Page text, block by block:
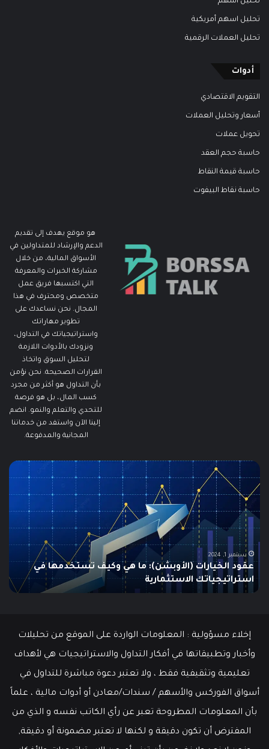
تحليل اسهم أمريكية
تحليل العملات الرقمية
أدوات
التقويم الاقتصادي
أسعار وتحليل العملات
تحويل عملات
حاسبة حجم العقد
حاسبة قيمة النقاط
حاسبة نقاط البيفوت
هو موقع يهدف إلى تقديم
الدعم والإرشاد للمتداولين في
الأسواق المالية، من خلال
مشاركة الخبرات والمعرفة
التي اكتسبها فريق عمل
متخصص ومحترف في هذا
المجال. نحن نساعدك على
تطوير مهاراتك
واستراتيجياتك في التداول،
ونزودك بالأدوات اللازمة
لتحليل السوق واتخاذ
القرارات الصحيحة. نحن نؤمن
بأن التداول هو أكثر من مجرد
كسب المال، بل هو فرصة
للتحدي والتعلم والنمو. انضم
إلينا الآن واستفد من خدماتنا
المجانية والمدفوعة.
مطالبات
البطالة
في
الولايات
المتحدة
تنخفض
إلى
أدنى
مستوى
منذ
مايو
عمل
سبتمبر 19, 2024
مطالبات البطالة في الولايات المتحدة تنخفض إلى أدنى
مستوى منذ مايو وسط سوق عمل قوي
إخلاء مسؤولية : المعلومات الواردة على الموقع من تحليلات
وأخبار وتطبيقاتها في أفكار التداول والاستراتيجيات هي لأهداف
تعليمية وتثقيفية فقط ، ولا تعتبر دعوة مباشرة للتداول في
أسواق الفوركس والأسهم / سندات/معادن أو أدوات مالية ، علماً
بأن المعلومات المطروحة تعبر عن رأي الكاتب نفسه و الذي من
المفترض أن تكون دقيقة و لكنها لا تعتبر مضمونة أو دقيقة,